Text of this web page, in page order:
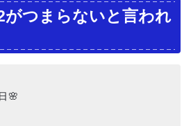
がつまらないと言われ
🌸